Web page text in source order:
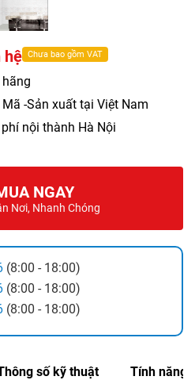
hệ Chưa bao gồm VAT
Mã -Sản xuất tại Việt Nam
nội thành Hà Nội
NGAY
Nơi, Nhanh Chóng
(8:00 - 18:00)
(8:00 - 18:00)
(8:00 - 18:00)
số kỹ thuật Tính năng